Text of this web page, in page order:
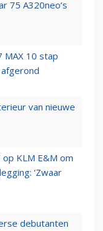
75 A320neo’s
MAX 10 stap
van nieuwe
KLM E&M om
‘Zwaar
debutanten